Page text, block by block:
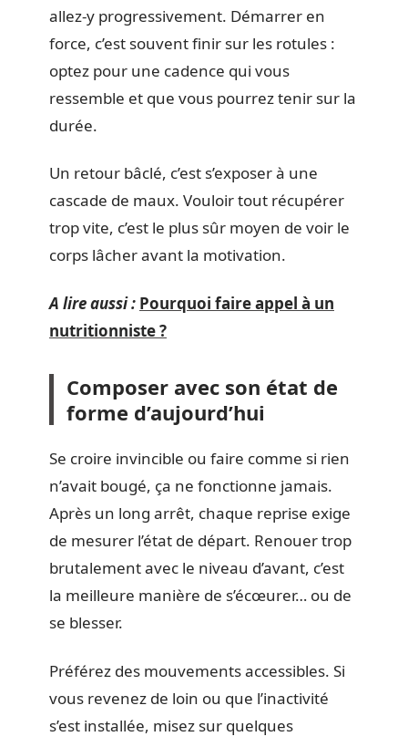
allez-y progressivement. Démarrer en
force, c’est souvent finir sur les rotules :
optez pour une cadence qui vous
ressemble et que vous pourrez tenir sur la
durée.
Un retour bâclé, c’est s’exposer à une
cascade de maux. Vouloir tout récupérer
trop vite, c’est le plus sûr moyen de voir le
corps lâcher avant la motivation.
A lire aussi : Pourquoi faire appel à un
nutritionniste ?
Composer avec son état de
forme d’aujourd’hui
Se croire invincible ou faire comme si rien
n’avait bougé, ça ne fonctionne jamais.
Après un long arrêt, chaque reprise exige
de mesurer l’état de départ. Renouer trop
brutalement avec le niveau d’avant, c’est
la meilleure manière de s’écœurer… ou de
se blesser.
Préférez des mouvements accessibles. Si
vous revenez de loin ou que l’inactivité
s’est installée, misez sur quelques